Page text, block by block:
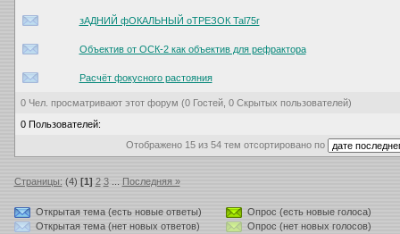
зАДНИЙ фОКАЛЬНЫЙ оТРЕЗОК Tal75r
Объектив от ОСК-2 как объектив для рефрактора
Расчёт фокусного растояния
0 Чел. просматривают этот форум (0 Гостей, 0 Скрытых пользователей)
0 Пользователей:
Отображено 15 из 54 тем отсортировано по
Страницы: (4) [1] 2 3... Последняя »
Открытая тема (есть новые ответы)
Открытая тема (нет новых ответов)
Опрос (есть новые голоса)
Опрос (нет новых голосов)